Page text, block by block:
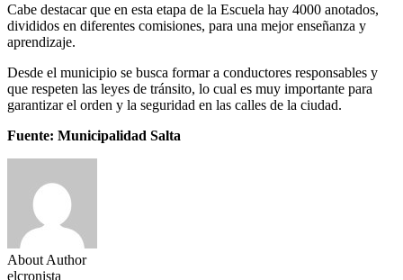
Cabe destacar que en esta etapa de la Escuela hay 4000 anotados,
divididos en diferentes comisiones, para una mejor enseñanza y
aprendizaje.
Desde el municipio se busca formar a conductores responsables y
que respeten las leyes de tránsito, lo cual es muy importante para
garantizar el orden y la seguridad en las calles de la ciudad.
Fuente: Municipalidad Salta
About Author
elcronista